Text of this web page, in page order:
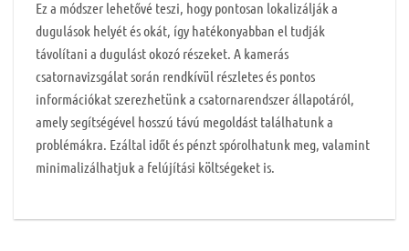
Ez a módszer lehetővé teszi, hogy pontosan lokalizálják a
dugulások helyét és okát, így hatékonyabban el tudják
távolítani a dugulást okozó részeket. A kamerás
csatornavizsgálat során rendkívül részletes és pontos
információkat szerezhetünk a csatornarendszer állapotáról,
amely segítségével hosszú távú megoldást találhatunk a
problémákra. Ezáltal időt és pénzt spórolhatunk meg, valamint
minimalizálhatjuk a felújítási költségeket is.